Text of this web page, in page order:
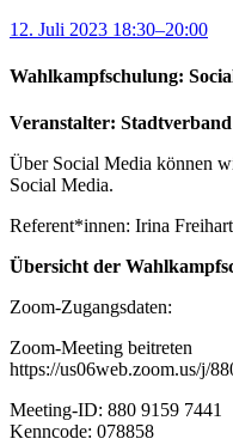
12. Juli 2023 18:30–20:00
Wahlkampfschulung:
Veranstalter: Stadtverband
Über Social Media können
Social Media.
Referent*innen: Irina
Übersicht der
Zoom-Zugangsdaten:
Zoom-Meeting beitreten
https://us06web.zoom.us/j/
Meeting-ID: 880 9159 7441
Kenncode: 078858